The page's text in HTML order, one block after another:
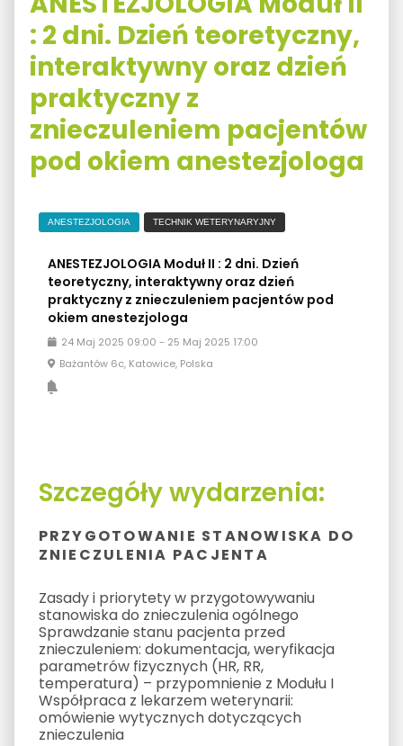
: 2 dni. Dzień teoretyczny,
interaktywny oraz dzień
praktyczny z
znieczuleniem pacjentów
pod okiem anestezjologa
ANESTEZJOLOGIA TECHNIK WETERYNARYJNY
ANESTEZJOLOGIA Moduł II : 2 dni. Dzień
teoretyczny, interaktywny oraz dzień
praktyczny z znieczuleniem pacjentów pod
okiem anestezjologa
24 Maj 2025 09:00 - 25 Maj 2025 17:00
Bażantów 6c, Katowice, Polska
Szczegóły wydarzenia:
PRZYGOTOWANIE STANOWISKA DO
ZNIECZULENIA PACJENTA
Zasady i priorytety w przygotowywaniu
stanowiska do znieczulenia ogólnego
Sprawdzanie stanu pacjenta przed
znieczuleniem: dokumentacja, weryfikacja
parametrów fizycznych (HR, RR,
temperatura) – przypomnienie z Modułu I
Współpraca z lekarzem weterynarii:
omówienie wytycznych dotyczących
znieczulenia